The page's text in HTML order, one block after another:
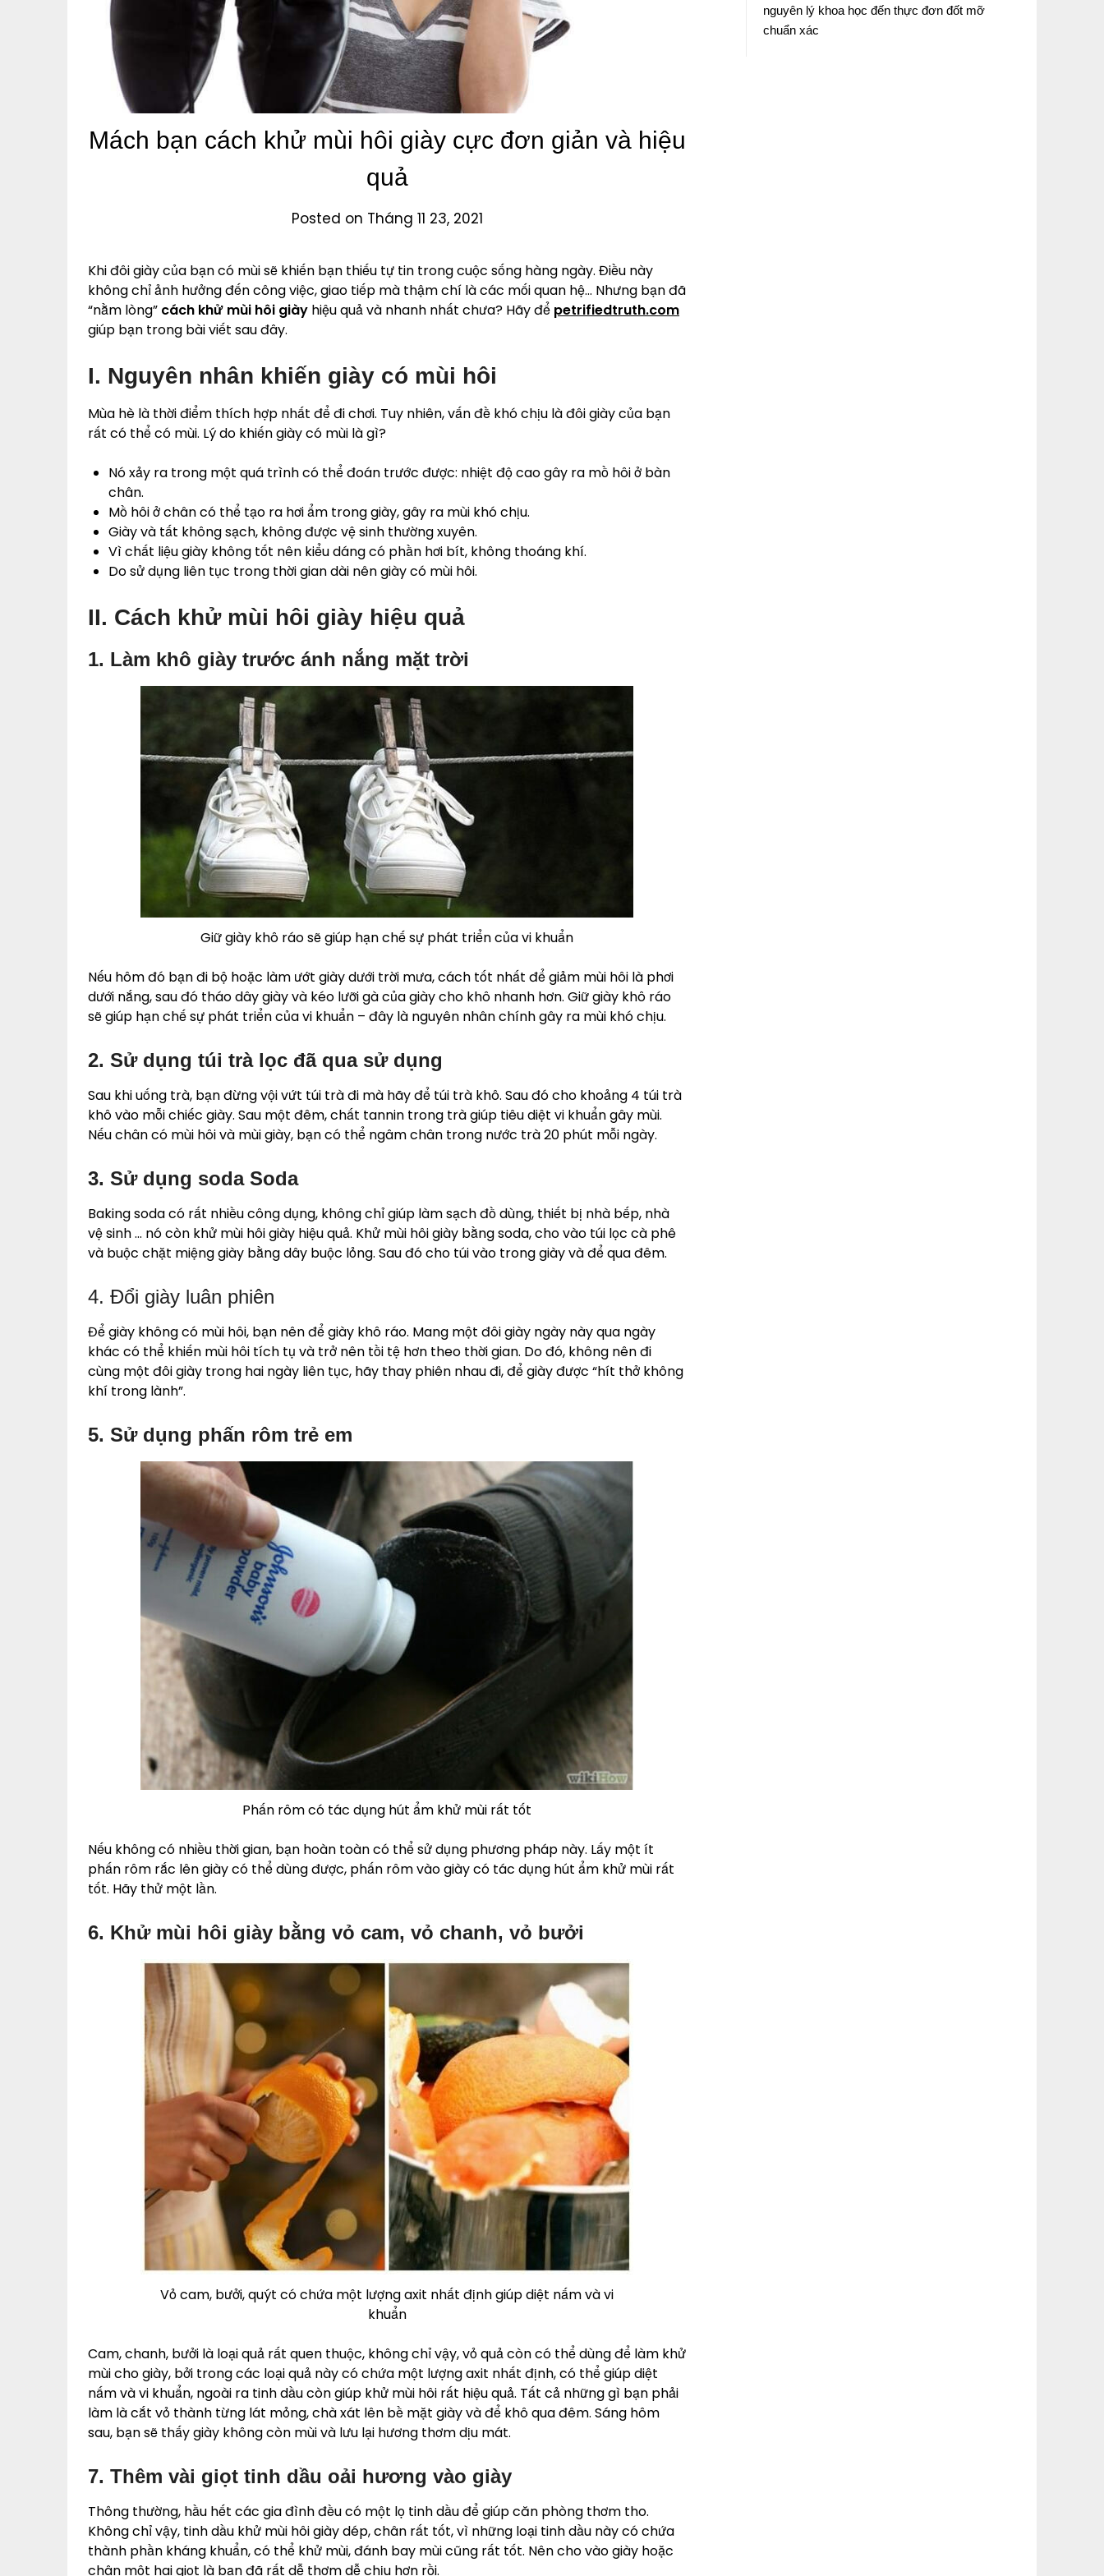
Mách bạn cách khử mùi hôi giày cực đơn giản và hiệu
quả
Posted on Tháng 11 23, 2021
Khi đôi giày của bạn có mùi sẽ khiến bạn thiếu tự tin trong cuộc sống hàng ngày. Điều này
không chỉ ảnh hưởng đến công việc, giao tiếp mà thậm chí là các mối quan hệ… Nhưng bạn đã
“nằm lòng” cách khử mùi hôi giày hiệu quả và nhanh nhất chưa? Hãy để petrifiedtruth.com
giúp bạn trong bài viết sau đây.
I. Nguyên nhân khiến giày có mùi hôi
Mùa hè là thời điểm thích hợp nhất để đi chơi. Tuy nhiên, vấn đề khó chịu là đôi giày của bạn
rất có thể có mùi. Lý do khiến giày có mùi là gì?
Nó xảy ra trong một quá trình có thể đoán trước được: nhiệt độ cao gây ra mồ hôi ở bàn
chân.
Mồ hôi ở chân có thể tạo ra hơi ẩm trong giày, gây ra mùi khó chịu.
Giày và tất không sạch, không được vệ sinh thường xuyên.
Vì chất liệu giày không tốt nên kiểu dáng có phần hơi bít, không thoáng khí.
Do sử dụng liên tục trong thời gian dài nên giày có mùi hôi.
II. Cách khử mùi hôi giày hiệu quả
1. Làm khô giày trước ánh nắng mặt trời
Giữ giày khô ráo sẽ giúp hạn chế sự phát triển của vi khuẩn
Nếu hôm đó bạn đi bộ hoặc làm ướt giày dưới trời mưa, cách tốt nhất để giảm mùi hôi là phơi
dưới nắng, sau đó tháo dây giày và kéo lưỡi gà của giày cho khô nhanh hơn. Giữ giày khô ráo
sẽ giúp hạn chế sự phát triển của vi khuẩn – đây là nguyên nhân chính gây ra mùi khó chịu.
2. Sử dụng túi trà lọc đã qua sử dụng
Sau khi uống trà, bạn đừng vội vứt túi trà đi mà hãy để túi trà khô. Sau đó cho khoảng 4 túi trà
khô vào mỗi chiếc giày. Sau một đêm, chất tannin trong trà giúp tiêu diệt vi khuẩn gây mùi.
Nếu chân có mùi hôi và mùi giày, bạn có thể ngâm chân trong nước trà 20 phút mỗi ngày.
3. Sử dụng soda Soda
Baking soda có rất nhiều công dụng, không chỉ giúp làm sạch đồ dùng, thiết bị nhà bếp, nhà
vệ sinh … nó còn khử mùi hôi giày hiệu quả. Khử mùi hôi giày bằng soda, cho vào túi lọc cà phê
và buộc chặt miệng giày bằng dây buộc lỏng. Sau đó cho túi vào trong giày và để qua đêm.
4. Đổi giày luân phiên
Để giày không có mùi hôi, bạn nên để giày khô ráo. Mang một đôi giày ngày này qua ngày
khác có thể khiến mùi hôi tích tụ và trở nên tồi tệ hơn theo thời gian. Do đó, không nên đi
cùng một đôi giày trong hai ngày liên tục, hãy thay phiên nhau đi, để giày được “hít thở không
khí trong lành”.
5. Sử dụng phấn rôm trẻ em
Phấn rôm có tác dụng hút ẩm khử mùi rất tốt
Nếu không có nhiều thời gian, bạn hoàn toàn có thể sử dụng phương pháp này. Lấy một ít
phấn rôm rắc lên giày có thể dùng được, phấn rôm vào giày có tác dụng hút ẩm khử mùi rất
tốt. Hãy thử một lần.
6. Khử mùi hôi giày bằng vỏ cam, vỏ chanh, vỏ bưởi
Vỏ cam, bưởi, quýt có chứa một lượng axit nhất định giúp diệt nấm và vi
khuẩn
Cam, chanh, bưởi là loại quả rất quen thuộc, không chỉ vậy, vỏ quả còn có thể dùng để làm khử
mùi cho giày, bởi trong các loại quả này có chứa một lượng axit nhất định, có thể giúp diệt
nấm và vi khuẩn, ngoài ra tinh dầu còn giúp khử mùi hôi rất hiệu quả. Tất cả những gì bạn phải
làm là cắt vỏ thành từng lát mỏng, chà xát lên bề mặt giày và để khô qua đêm. Sáng hôm
sau, bạn sẽ thấy giày không còn mùi và lưu lại hương thơm dịu mát.
7. Thêm vài giọt tinh dầu oải hương vào giày
Thông thường, hầu hết các gia đình đều có một lọ tinh dầu để giúp căn phòng thơm tho.
Không chỉ vậy, tinh dầu khử mùi hôi giày dép, chân rất tốt, vì những loại tinh dầu này có chứa
thành phần kháng khuẩn, có thể khử mùi, đánh bay mùi cũng rất tốt. Nên cho vào giày hoặc
chân một hai giọt là bạn đã rất dễ thơm dễ chịu hơn rồi.
nguyên lý khoa học đến thực đơn đốt mỡ
chuẩn xác